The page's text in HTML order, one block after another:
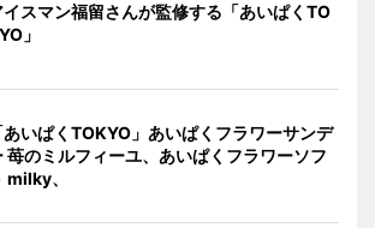
イスマン福留さんが監修する「あいぱくTO
」
あいぱくTOKYO」あいぱくフラワーサンデ
苺のミルフィーユ、あいぱくフラワーソフ
milky、